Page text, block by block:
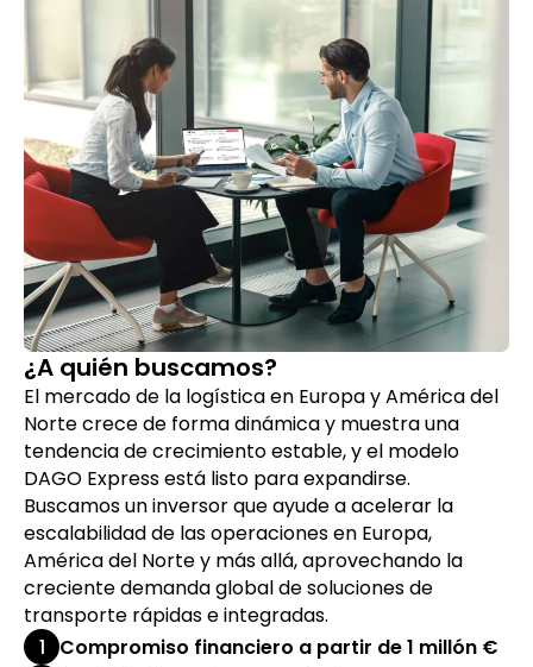
¿A quién buscamos?
El mercado de la logística en Europa y América del
Norte crece de forma dinámica y muestra una
tendencia de crecimiento estable, y el modelo
DAGO Express está listo para expandirse.
Buscamos un inversor que ayude a acelerar la
escalabilidad de las operaciones en Europa,
América del Norte y más allá, aprovechando la
creciente demanda global de soluciones de
transporte rápidas e integradas.
1
Compromiso financiero a partir de 1 millón €